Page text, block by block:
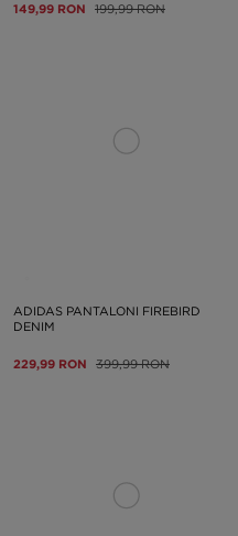
149,99 RON 199,99 RON
ADIDAS PANTALONI FIREBIRD
DENIM
229,99 RON 399,99 RON